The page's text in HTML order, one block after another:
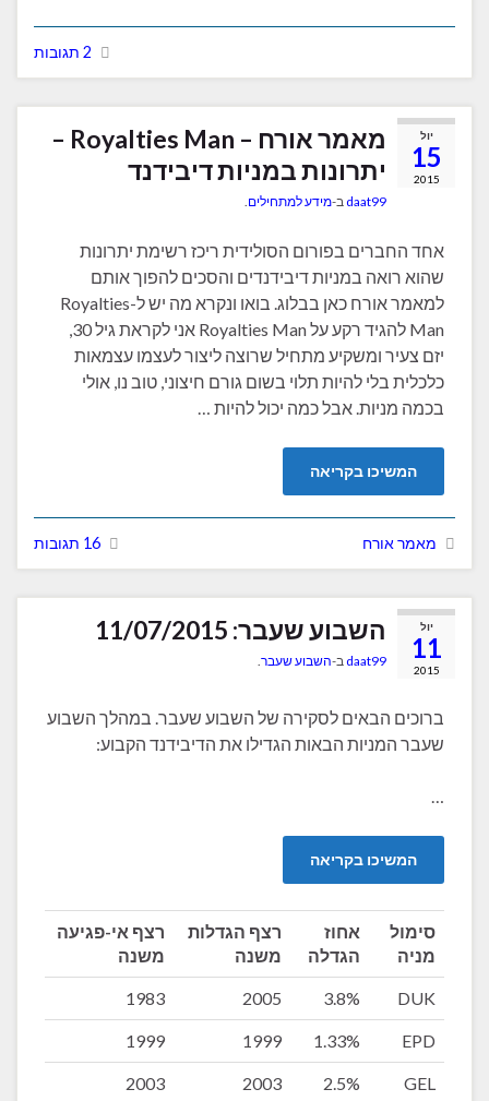
2 תגובות
יול
15
2015
מאמר אורח – Royalties Man –
יתרונות במניות דיבידנד
daat99 ב-מידע למתחילים
אחד החברים בפורום הסולידית ריכז רשימת יתרונות
שהוא רואה במניות דיבידנדים והסכים להפוך אותם
למאמר אורח כאן בבלוג. בואו ונקרא מה יש ל-Royalties
Man להגיד רקע על Royalties Man אני לקראת גיל 30,
יזם צעיר ומשקיע מתחיל שרוצה ליצור לעצמו עצמאות
כלכלית בלי להיות תלוי בשום גורם חיצוני, טוב נו, אולי
בכמה מניות. אבל כמה יכול להיות …
המשיכו בקריאה
מאמר אורח 16 תגובות
יול
11
2015
השבוע שעבר: 11/07/2015
daat99 ב-השבוע שעבר
ברוכים הבאים לסקירה של השבוע שעבר. במהלך השבוע
שעבר המניות הבאות הגדילו את הדיבידנד הקבוע:
…
המשיכו בקריאה
סימול
מניה
אחוז
הגדלה
רצף הגדלות
משנה
רצף אי-פגיעה
משנה
DUK
3.8%
2005
1983
EPD
1.33%
1999
1999
GEL
2.5%
2003
2003